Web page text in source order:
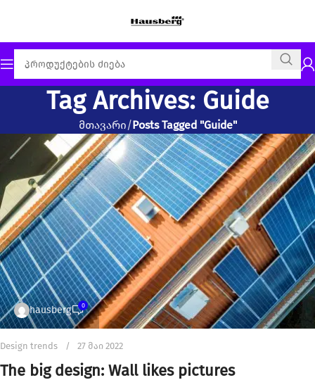
Tag Archives: Guide
მთავარი Posts Tagged "Guide"
hausberg 0
Design trends 27 მაი 2022
The big design: Wall likes pictures